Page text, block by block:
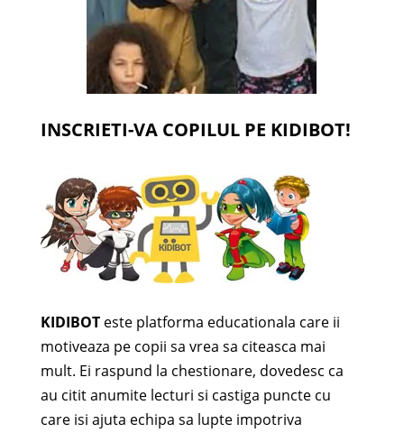
INSCRIETI-VA COPILUL PE KIDIBOT!
KIDIBOTeste platforma educationala care ii
motiveaza pe copii sa vrea sa citeasca mai
mult. Ei raspund la chestionare, dovedesc ca
au citit anumite lecturi si castiga puncte cu
care isi ajuta echipa sa lupte impotriva